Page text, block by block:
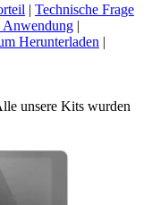
| Technische Frage
Anwendung |
Herunterladen |
unsere Kits wurden